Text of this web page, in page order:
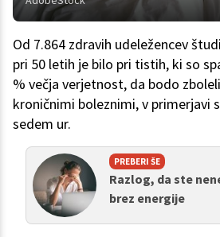
Od 7.864 zdravih udeležencev
pri 50 letih je bilo pri tistih, ki so
% večja verjetnost, da bodo
kroničnimi boleznimi, v primerjavi
sedem ur.
PREBERI ŠE
Razlog, da ste
brez energije